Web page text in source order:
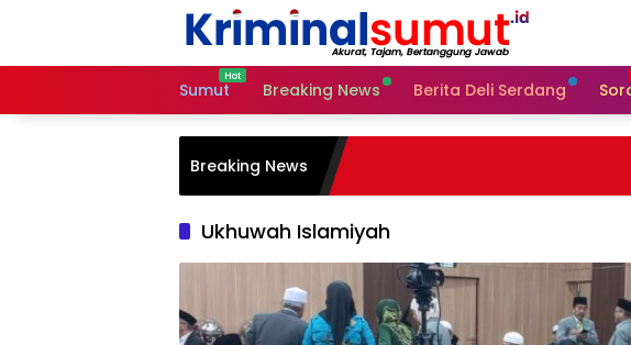
Sumut Breaking News Berita Deli Serdang
Breaking News
Ukhuwah Islamiyah